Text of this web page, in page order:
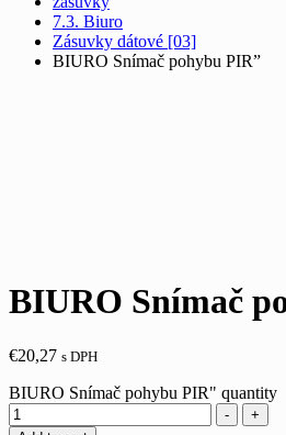
7.3. Biuro
Zásuvky dátové [03]
BIURO Snímač pohybu PIR”
BIURO Snímač
€20,27 s DPH
BIURO Snímač pohybu PIR" quantity
-
+